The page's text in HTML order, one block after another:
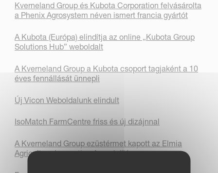
Kverneland Group és Kubota Corporation felvásárolta
a Phenix Agrosystem néven ismert francia gyártót
A Kubota (Európa) elindítja az online „Kubota Group
Solutions Hub” weboldalt
A Kverneland Group a Kubota csoport tagjaként a 10
éves fennállását ünnepli
Új Vicon Weboldalunk elindult
IsoMatch FarmCentre friss és új dizájnnal
A Kverneland Group ezüstérmet kapott az Elmia
Agriculture Innovation Award díján